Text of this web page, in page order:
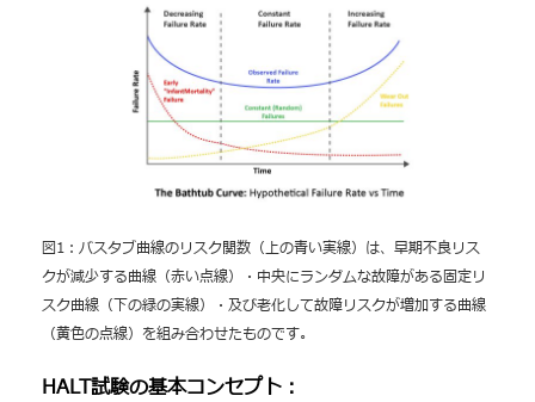
図1：バスタブ曲線のリスク関数（上の青い実線）は、早期不良リス
クが減少する曲線（赤い点線）・中央にランダムな故障がある固定リ
スク曲線（下の緑の実線）・及び老化して故障リスクが増加する曲線
（黄色の点線）を組み合わせたものです。
HALT試験の基本コンセプト：